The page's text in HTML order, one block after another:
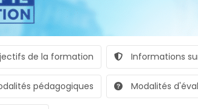
de la formation Informations
pédagogiques Modalités